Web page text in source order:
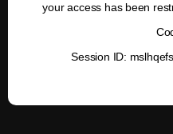
your access has been
Session ID: